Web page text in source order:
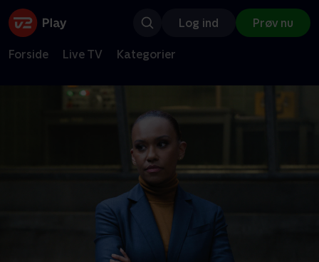
Log ind Prøv nu
Forside Live TV Kategorier